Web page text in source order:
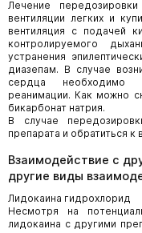
Лечение
вентиляции легких и
вентиляция с подачей
контролируемого
устранения
диазепам. В случае
сердца необходимо
реанимации. Как можно
бикарбонат натрия.
В случае
препарата и обратиться к
Взаимодействие с
другие виды
Лидокаина гидрохлорид
Несмотря на
лидокаина с другими